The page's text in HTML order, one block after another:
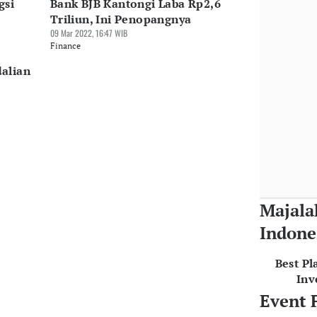
Bank BJB Kantongi Laba Rp2,6
Triliun, Ini Penopangnya
09 Mar 2022, 16:47 WIB
Finance
Best
Event